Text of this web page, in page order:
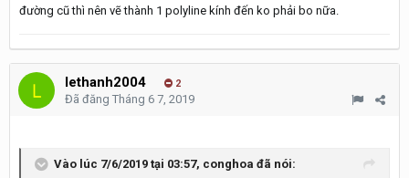
đường cũ thì nên vẽ thành 1 polyline kính đến ko phải bo nữa.
lethanh2004 2
Đã đăng Tháng 6 7, 2019
Vào lúc 7/6/2019 tại 03:57, conghoa đã nói: